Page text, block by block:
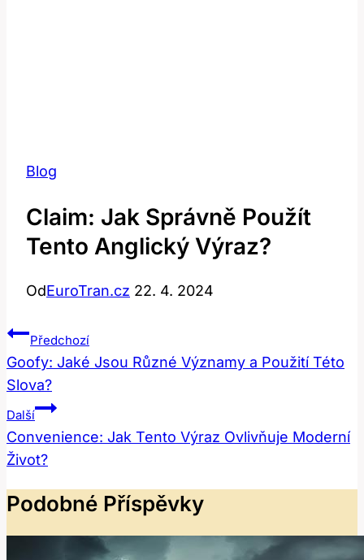
Blog
Claim: Jak Správně Použít
Tento Anglický Výraz?
OdEuroTran.cz 22. 4. 2024
Navigace
Pro
Příspěvek
Předchozí
Goofy: Jaké Jsou Různé Významy a Použití Této
Slova?
Další
Convenience: Jak Tento Výraz Ovlivňuje Moderní
Život?
Podobné Příspěvky